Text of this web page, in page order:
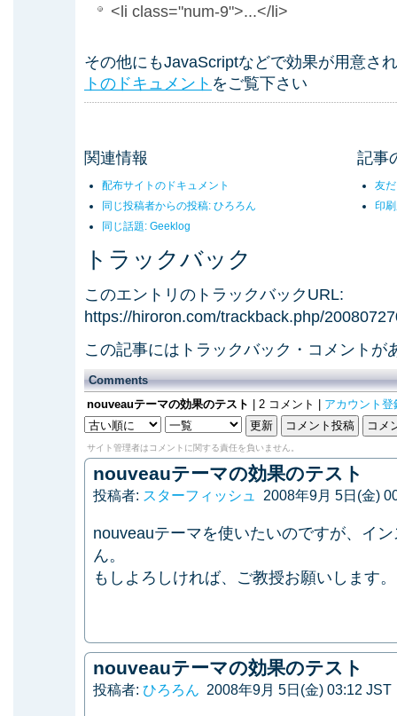
<li class="num-9">...</li>
その他にもJavaScriptなどで効果が用意さ
トのドキュメント をご覧下さい
関連情報
配布サイトのドキュメント
同じ投稿者からの投稿: ひろろん
同じ話題: Geeklog
記事
友
印
トラックバック
このエントリのトラックバックURL:
https://hiroron.com/trackback.php/
この記事にはトラックバック・コメントが
Comments
nouveauテーマの効果のテスト
| 2 コメント | アカウント登
サイト管理者はコメントに関する責任を負いません。
nouveauテーマの効果のテスト
投稿者: スターフィッシュ 2008年9月 5日(金)
nouveauテーマを使いたいのですが、イ
ん。
もしよろしければ、ご教授お願いします。
nouveauテーマの効果のテスト
投稿者: ひろろん 2008年9月 5日(金) 03:12 JST